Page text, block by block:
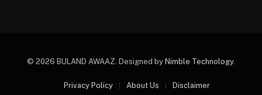
© 2026 BULAND AWAAZ. Designed by Nimble Technology.
Privacy Policy About Us
Disclaimer